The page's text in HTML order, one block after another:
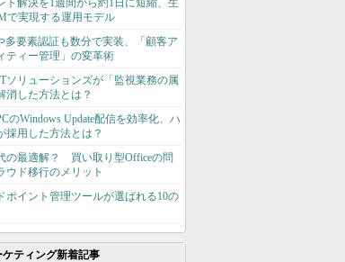
ト解決を1週間から約1日に短縮、生
で実現する運用モデル
多要素認証も数分で実装、「顧客ア
ティー管理」の変革術
ソリューションズが「監視業務の属
消した方法とは？
のWindows Update配信を効率化、ハ
採用した方法とは？
の最適解？ 買い取り型Officeの問
ウド移行のメリット
ポイント管理ツールが選ばれる10の
ティング新着記事